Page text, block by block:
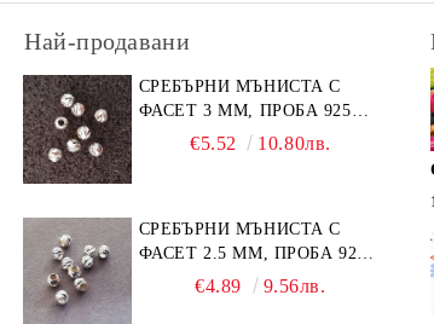
Най-продавани
СРЕБЪРНИ МЪНИСТА С
ФАСЕТ 3 ММ, ПРОБА 925
(10БР)€5.52 10.80лв.
СРЕБЪРНИ МЪНИСТА С
ФАСЕТ 2.5 ММ, ПРОБА 925
€4.89 9.56лв.